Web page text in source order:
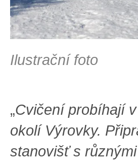
Ilustrační foto
„Cvičení probíhají
okolí Výrovky.
stanovišť s